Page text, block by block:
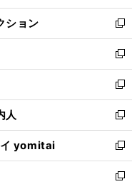
開
く
ウ
で
開
く
ン
ド
ウ
で
開
く
ウ
ィ
ン
ド
ウ
で
開
く
ション
新
し
い
ウ
ィ
ン
ド
ウ
で
開
く
新
し
い
ウ
ィ
ン
ド
ウ
で
新
し
い
ウ
ィ
ン
ド
人
新
し
い
ウ
ィ
イ yomitai
新
し
い
新